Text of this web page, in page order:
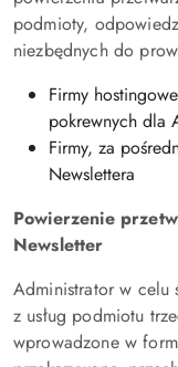
podmioty,
niezbędnych do
Firmy
pokrewnych dla
Firmy, za
Newslettera
Powierzenie
Newsletter
Administrator w celu
z usług podmiotu
wprowadzone w